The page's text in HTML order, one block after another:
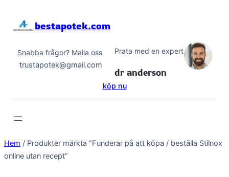
bestapotek.com
Snabba frågor? Maila oss
trustapotek@gmail.com
Prata med en expert
dr anderson
köp nu
Hem / Produkter märkta ”Funderar på att köpa / beställa Stilnox
online utan recept”